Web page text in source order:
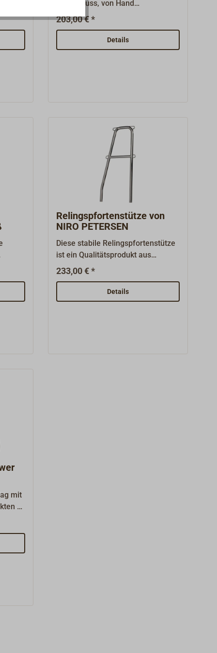
Bronzeguss, von Hand
hochglanzpoliert. Passend für
unsere klassischen DAVEY-
Relingsstützen (mit Durchmesser
27,5 mm). Gewicht: 1,7 kg
203,00 € *
Details
mm
bei
Relingspfortenstütze von
NIRO PETERSEN
Diese stabile Relingspfortenstütze
ist ein Qualitätsprodukt aus
Deutschland von NIRO
PETERSEN.Gefertigt aus v4A
Edelstahl 1.4404.Rohrdurchmesser
25mm x 1,5mm, sauber geschliffen
233,00 € *
Details
mit
5-
für